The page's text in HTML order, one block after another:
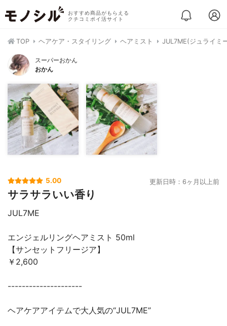
おすすめ商品がもらえる
クチコミポイ活サイト
TOP ヘアケア・スタイリング ヘアミスト JUL7ME(ジュライミ
スーパーおかん
おかん
5.00 更新日時：6ヶ月以上前
サラサラいい香り
JUL7ME
エンジェルリングヘアミスト 50ml
【サンセットフリージア】
￥2,600
---------------------
ヘアケアアイテムで大人気の“JUL7ME”